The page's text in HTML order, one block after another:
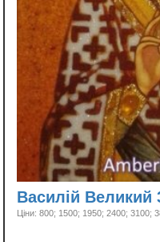
Василій Великий
Ціни: 800; 1500; 1950; 2400; 3100;